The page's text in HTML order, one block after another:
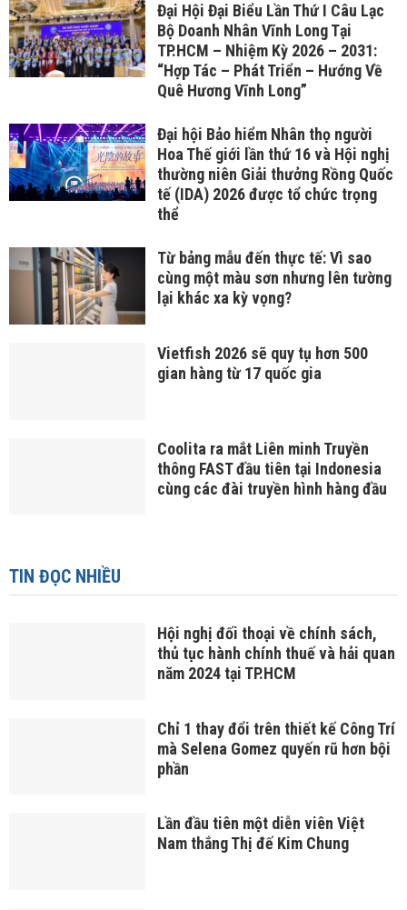
Đại Hội Đại Biểu Lần Thứ I Câu Lạc
Bộ Doanh Nhân Vĩnh Long Tại
TP.HCM – Nhiệm Kỳ 2026 – 2031:
“Hợp Tác – Phát Triển – Hướng Về
Quê Hương Vĩnh Long”
Đại hội Bảo hiểm Nhân thọ người
Hoa Thế giới lần thứ 16 và Hội nghị
thường niên Giải thưởng Rồng Quốc
tế (IDA) 2026 được tổ chức trọng
thể
Từ bảng mẫu đến thực tế: Vì sao
cùng một màu sơn nhưng lên tường
lại khác xa kỳ vọng?
Vietfish 2026 sẽ quy tụ hơn 500
gian hàng từ 17 quốc gia
Coolita ra mắt Liên minh Truyền
thông FAST đầu tiên tại Indonesia
cùng các đài truyền hình hàng đầu
TIN ĐỌC NHIỀU
Hội nghị đối thoại về chính sách,
thủ tục hành chính thuế và hải quan
năm 2024 tại TP.HCM
Chỉ 1 thay đổi trên thiết kế Công Trí
mà Selena Gomez quyến rũ hơn bội
phần
Lần đầu tiên một diễn viên Việt
Nam thắng Thị đế Kim Chung